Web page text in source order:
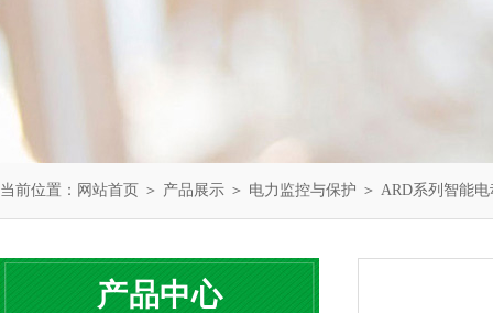
当前位置： 网站首页 ＞ 产品展示 ＞ 电力监控与保护 ＞ ARD系列智能
产品中心